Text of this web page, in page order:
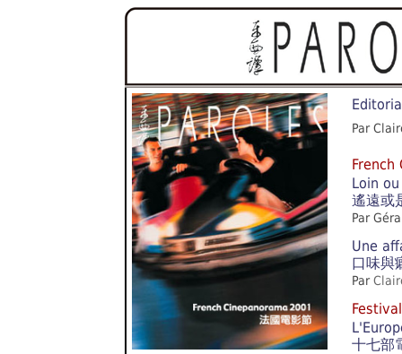
Par
Loin
遙遠或
Par
Une
口味與
Par
十七部